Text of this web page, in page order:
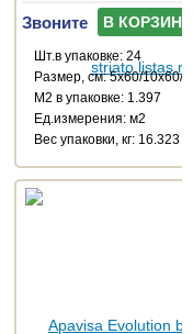
Звоните В КОРЗИНУ
Шт.в упаковке: 24
Размер, см: 5x60/10x60/
М2 в упаковке: 1.397
Ед.измерения: м2
Веc упаковки, кг: 16.323